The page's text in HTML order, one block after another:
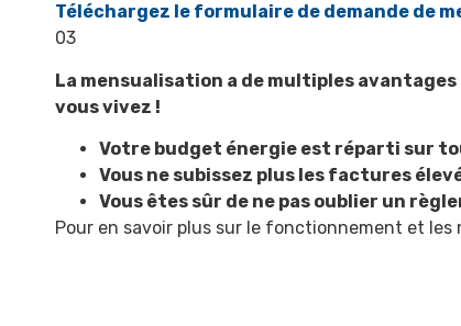
Téléchargez le formulaire de demande de
03
La mensualisation a de multiples
vous vivez !
Votre budget énergie est réparti sur
Vous ne subissez plus les factures
Vous êtes sûr de ne pas oublier un
Pour en savoir plus sur le fonctionnement et les